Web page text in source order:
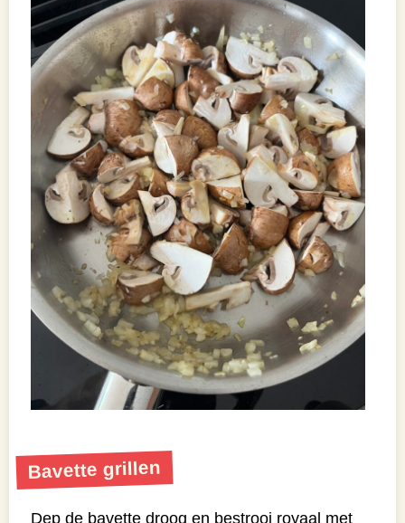
Bavette grillen
Dep de bavette droog en bestrooi royaal met